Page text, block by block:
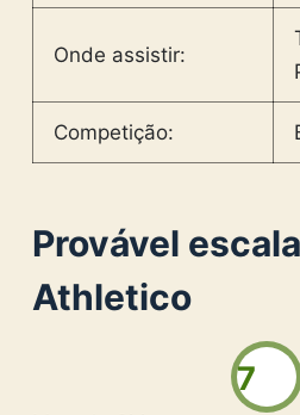
Onde assistir:
Competição:
Provável
Athletico
7